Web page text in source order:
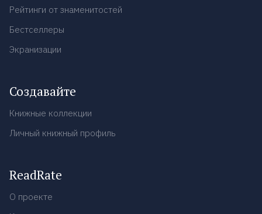
Рейтинги от знаменитостей
Бестселлеры
Экранизации
Создавайте
Книжные коллекции
Личный книжный профиль
ReadRate
О проекте